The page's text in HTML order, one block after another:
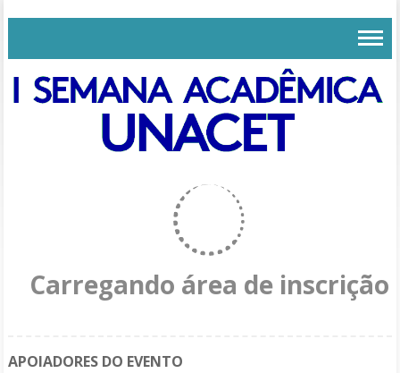
Carregando área de inscrição
APOIADORES DO EVENTO